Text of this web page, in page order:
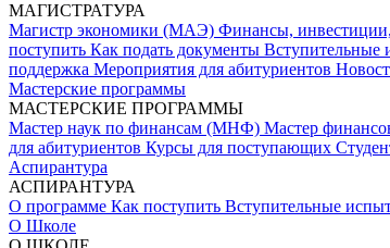
МАГИСТРАТУРА
Магистр экономики (МАЭ) Финансы,
поступить Как подать документы Вступительные
поддержка Мероприятия для абитуриентов
Мастерские программы
МАСТЕРСКИЕ ПРОГРАММЫ
Мастер наук по финансам (МНФ) Мастер
для абитуриентов Курсы для поступающих
Аспирантура
АСПИРАНТУРА
О программе Как поступить Вступительные
О Школе